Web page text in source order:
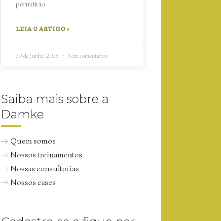
permitirão
LEIA O ARTIGO »
30 de Junho, 2026 Sem comentários
Saiba mais sobre a
Damke
Quem somos
Nossos treinamentos
Nossas consultorias
Nossos cases